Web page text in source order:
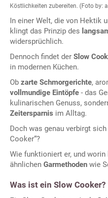
Köstlichkeiten zubereiten. (Foto by:
In einer Welt, die von Hektik
klingt das Prinzip des
widersprüchlich.
Dennoch findet der Slow
in modernen Küchen.
Ob zarte Schmorgerichte,
vollmundige Eintöpfe - das
kulinarischen Genuss,
Zeitersparnis im Alltag.
Doch was genau verbirgt
Cooker“?
Wie funktioniert er, und
ähnlichen Garmethoden wie
Was ist ein Slow Cooker?